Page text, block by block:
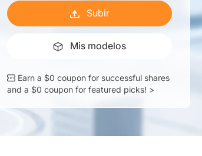
Subir
Mis modelos
Earn a $0 coupon for successful shares
and a $0 coupon for featured picks! >